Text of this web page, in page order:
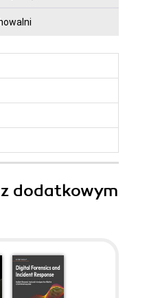
dodatkowym